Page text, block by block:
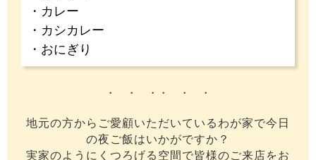
・カレー
・カシカレー
・おにぎり
・ ・ ・・ ・ ・
地元の方からご愛顧いただいているわが家で今日
の夜ご飯はいかがですか？
実家のようにくつろげる空間で皆様のご来店をお